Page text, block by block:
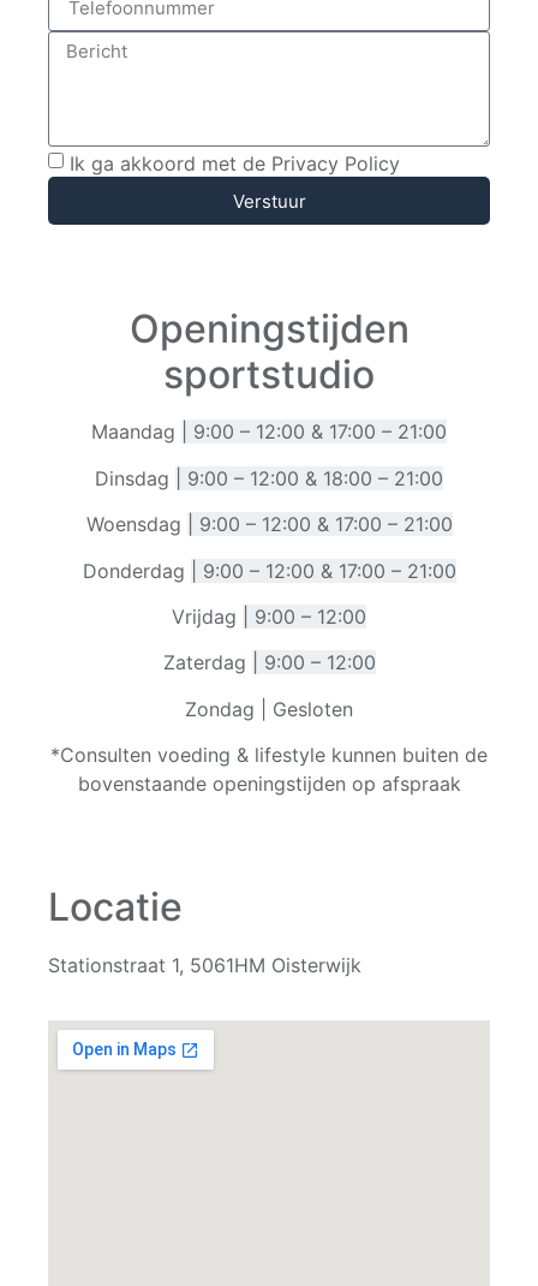
Ik ga akkoord met de Privacy Policy
Verstuur
Openingstijden
sportstudio
Maandag
9:00 – 12:00 & 17:00 – 21:00
Dinsdag
9:00 – 12:00 & 18:00 – 21:00
Woensdag
9:00 – 12:00 & 17:00 – 21:00
Donderdag
9:00 – 12:00 & 17:00 – 21:00
Vrijdag
9:00 – 12:00
Zaterdag
9:00 – 12:00
Zondag | Gesloten
*Consulten voeding & lifestyle kunnen buiten de
bovenstaande openingstijden op afspraak
Locatie
Stationstraat 1, 5061HM Oisterwijk